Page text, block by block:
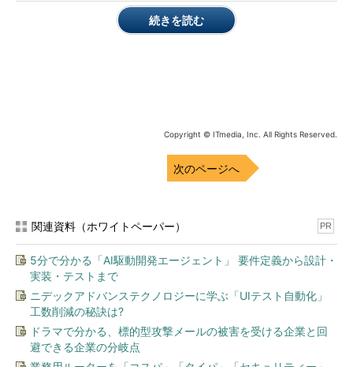
のため、これらに搭載されているソフトウェアの安全性を確保す
ることは、情報や金銭のみならず、人命や健康にも関わりかねな
テグリティ グループ シニアバ
イスプレジデント兼ゼネラル
エールマン氏
ンドレアス・クエールマン氏は、「こう
した機器に搭載されるソフトウェア開発
においても、ITシステム同様、新機能の
開発のプロセスに組み込み、あらゆるス
テップでテストを実施する必要がある。
ソフトウェア開発の現場では、従来型の
し、アジャイルやCI／CDといった潮流が生まれつつあるが、そ
のプロセスの中に“セキュリティテスト”というステップを自動化
された形で組み入れていくことが重要だ」と述べる。
続きを読む
Copyright © ITmedia, Inc. All Rights Reserved.
次のページへ
関連資料（ホワイトペーパー） PR
5分で分かる「AI駆動開発エージェント」 要件定義から設計・
実装・テストまで
ニデックアドバンステクノロジーに学ぶ「UIテスト自動化」
工数削減の秘訣は?
ドラマで分かる、標的型攻撃メールの被害を受ける企業と回
避できる企業の分岐点